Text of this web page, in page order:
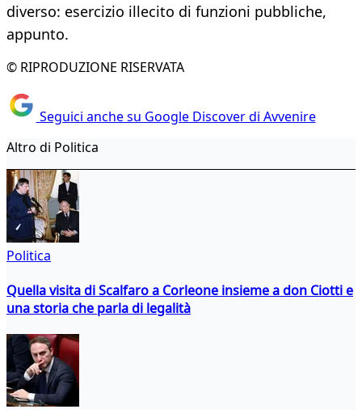
diverso: esercizio illecito di funzioni pubbliche,
appunto.
© RIPRODUZIONE RISERVATA
Seguici anche su Google Discover di Avvenire
Altro di Politica
Politica
Quella visita di Scalfaro a Corleone insieme a don Ciotti e
una storia che parla di legalità